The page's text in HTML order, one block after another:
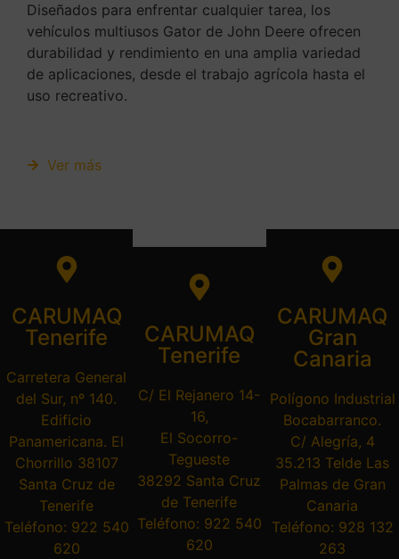
Diseñados para enfrentar cualquier tarea, los
vehículos multiusos Gator de John Deere ofrecen
durabilidad y rendimiento en una amplia variedad
de aplicaciones, desde el trabajo agrícola hasta el
uso recreativo.
Ver más
CARUMAQ
Tenerife
Carretera General
del Sur, nº 140.
Edificio
Panamericana. El
Chorrillo 38107
Santa Cruz de
Tenerife
Teléfono: 922 540
620
CARUMAQ
Tenerife
C/ El Rejanero 14-
16,
El Socorro-
Tegueste
38292 Santa Cruz
de Tenerife
Teléfono: 922 540
620
CARUMAQ
Gran
Canaria
Polígono Industrial
Bocabarranco.
C/ Alegría, 4
35.213 Telde Las
Palmas de Gran
Canaria
Teléfono: 928 132
263